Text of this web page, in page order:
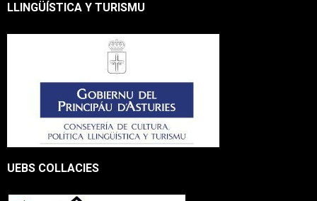
LLINGÜÍSTICA Y TURISMU
UEBS COLLACIES